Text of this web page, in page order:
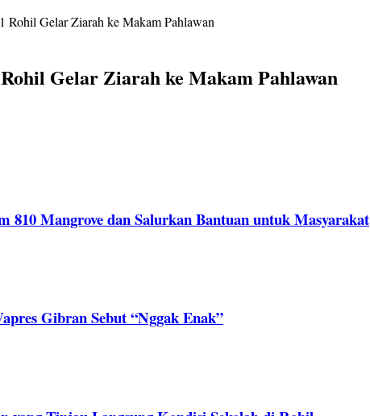
Gelar Ziarah ke Makam Pahlawan
Gelar Ziarah ke Makam Pahlawan
810 Mangrove dan Salurkan Bantuan untuk Masyarakat
Gibran Sebut “Nggak Enak”